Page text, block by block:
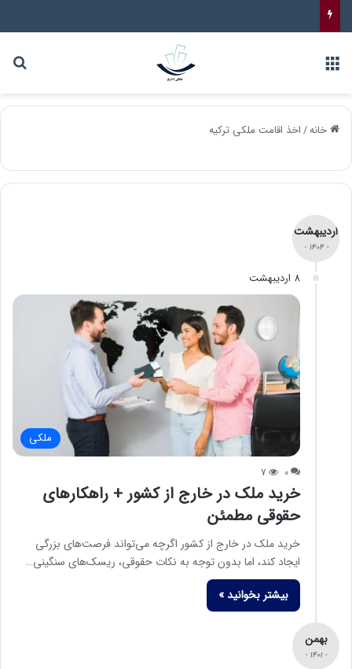
خانه/اخذ اقامت ملکی ترکیه
اردیبهشت
- 1404 -
8 اردیبهشت
ملکی
0
7
خرید ملک در خارج از کشور + راهکارهای
حقوقی مطمئن
خرید ملک در خارج از کشور اگرچه می‌تواند فرصت‌های بزرگی
ایجاد کند، اما بدون توجه به نکات حقوقی، ریسک‌های سنگینی…
بیشتر بخوانید »
بهمن
- 1401 -